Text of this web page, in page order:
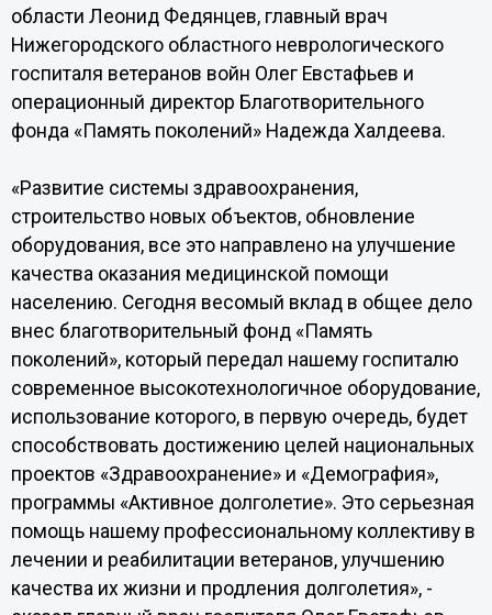
области Леонид Федянцев, главный врач
Нижегородского областного неврологического
госпиталя ветеранов войн Олег Евстафьев и
операционный директор Благотворительного
фонда «Память поколений» Надежда Халдеева.
«Развитие системы здравоохранения,
строительство новых объектов, обновление
оборудования, все это направлено на улучшение
качества оказания медицинской помощи
населению. Сегодня весомый вклад в общее дело
внес благотворительный фонд «Память
поколений», который передал нашему госпиталю
современное высокотехнологичное оборудование,
использование которого, в первую очередь, будет
способствовать достижению целей национальных
проектов «Здравоохранение» и «Демография»,
программы «Активное долголетие». Это серьезная
помощь нашему профессиональному коллективу в
лечении и реабилитации ветеранов, улучшению
качества их жизни и продления долголетия», -